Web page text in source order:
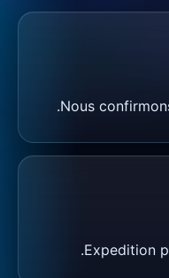
Nous
Expedition